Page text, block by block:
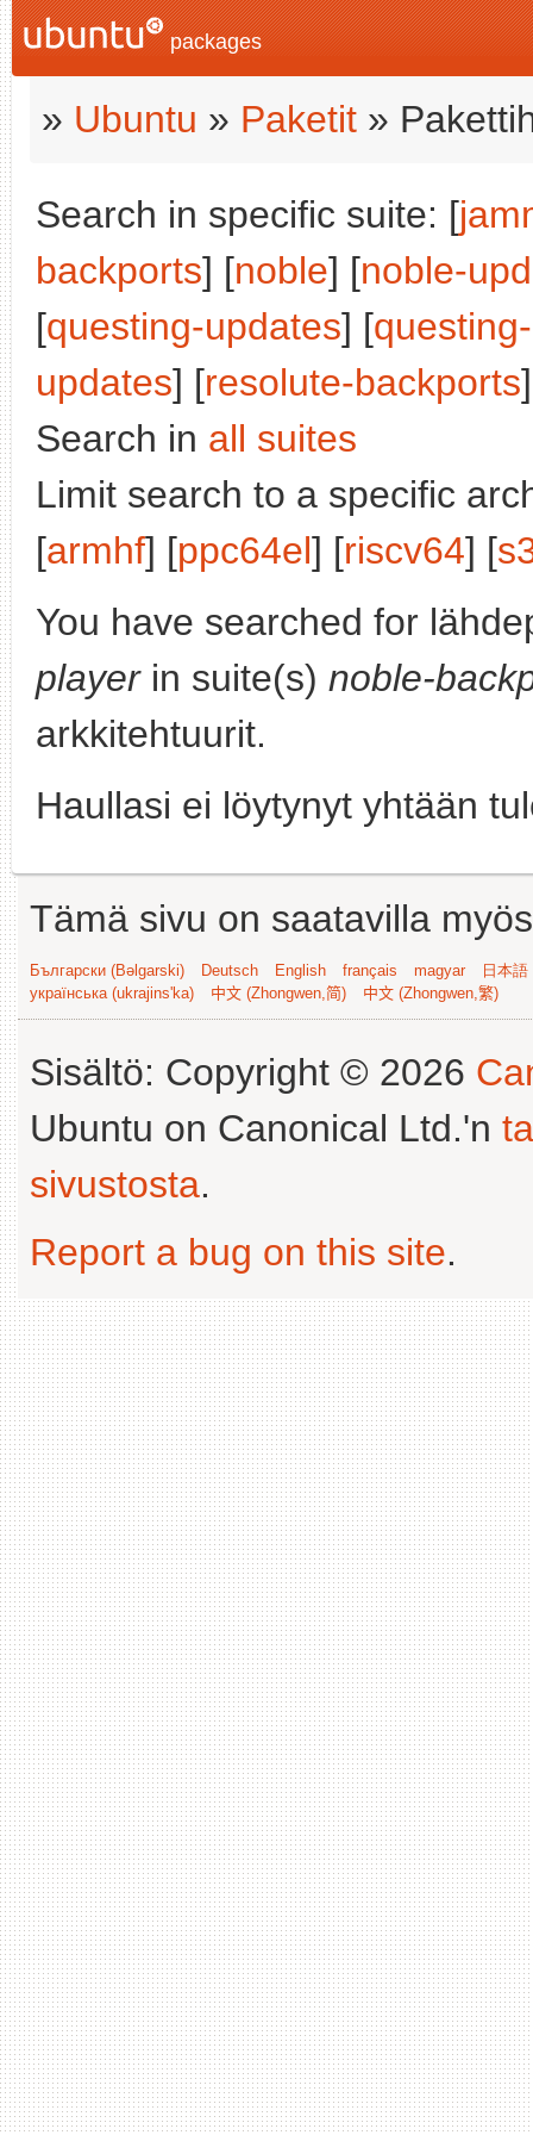
packages
» Ubuntu » Paketit »
Search in specific suite: [
backports] [noble] [noble-
[questing-updates] [
updates] [resolute-backports
Search in all suites
Limit search to a specific
[armhf] [ppc64el] [riscv64] [
You have searched for
playerin suite(s) noble-
arkkitehtuurit.
Haullasi ei löytynyt yhtään
Tämä sivu on saatavilla
Български (Bəlgarski) Deutsch English français magyar
日本
українська (ukrajins'ka)
中文 (Zhongwen,简) 中文 (Zhongwen,繁)
Sisältö: Copyright © 2026
Ubuntu on Canonical Ltd.'n
sivustosta.
Report a bug on this site.